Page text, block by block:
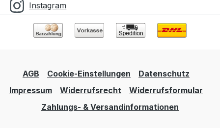
Instagram
AGB Cookie-Einstellungen
Datenschutz
Impressum
Widerrufsrecht
Widerrufsformular
Zahlungs- & Versandinformationen